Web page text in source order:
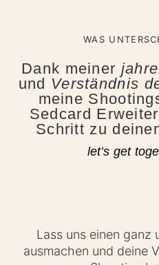
WAS
Dank meiner
und Verständnis
meine
Sedcard
Schritt zu
let’s get
Lass uns einen ganz
ausmachen und deine